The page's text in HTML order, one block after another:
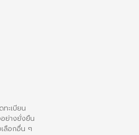
ะเบียน
ย่างยั่งยืน
ลือกอื่น ๆ